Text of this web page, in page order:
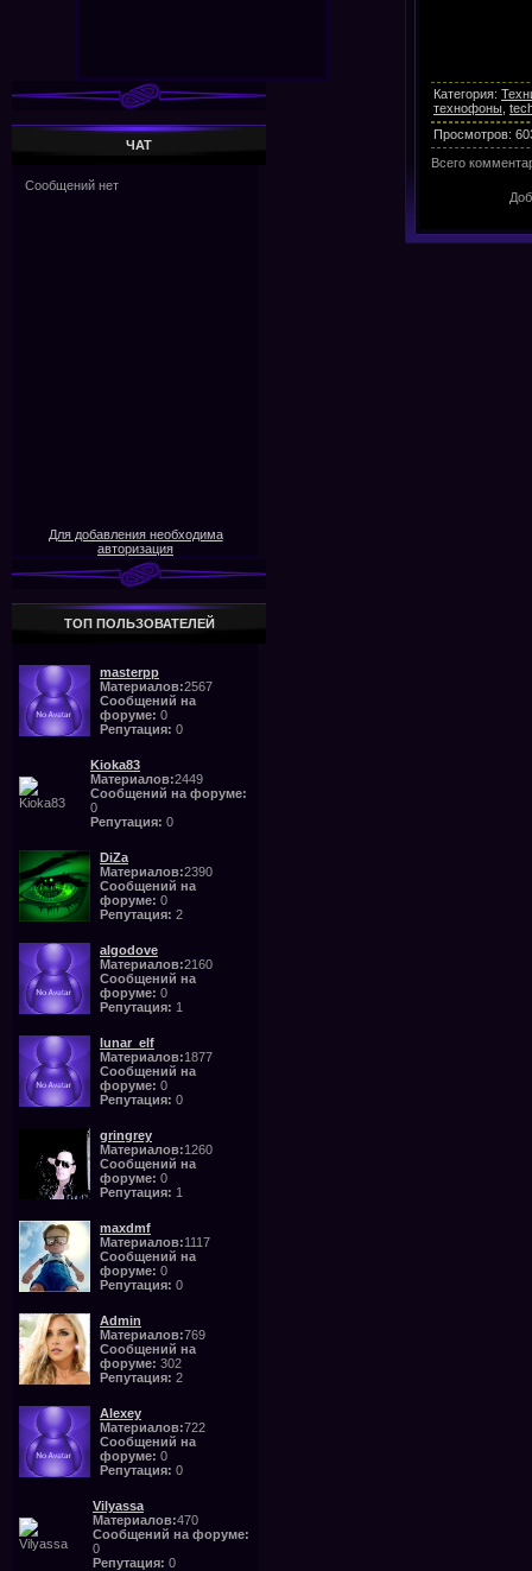
ЧАТ
Для добавления необходима
авторизация
ТОП ПОЛЬЗОВАТЕЛЕЙ
masterpp
Материалов:2567
Сообщений на
форуме: 0
Репутация: 0
Kioka83
Материалов:2449
Сообщений на форуме:
0
Репутация: 0
DiZa
Материалов:2390
Сообщений на
форуме: 0
Репутация: 2
algodove
Материалов:2160
Сообщений на
форуме: 0
Репутация: 1
lunar_elf
Материалов:1877
Сообщений на
форуме: 0
Репутация: 0
gringrey
Материалов:1260
Сообщений на
форуме: 0
Репутация: 1
maxdmf
Материалов:1117
Сообщений на
форуме: 0
Репутация: 0
Admin
Материалов:769
Сообщений на
форуме: 302
Репутация: 2
Alexey
Материалов:722
Сообщений на
форуме: 0
Репутация: 0
Vilyassa
Материалов:470
Сообщений на форуме:
0
Репутация: 0
Категория:
технофоны
Просмотров:
Всего